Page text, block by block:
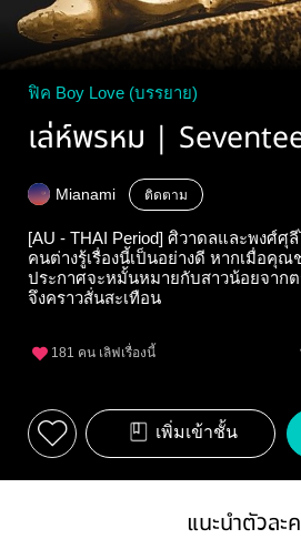
ฟิค Boy Love (บรรยาย)
เล่ห์พรหม |
Mianami ติดตาม
[AU - THAI Period] ศิวาดลและพงศ์
คนต่างรู้เรื่องนี้เป็นอย่างดี หากเมื่อคุณ
ประกาศจะหมั้นหมายกับสาวน้อยจาก
จึงคราวสั่นสะเทือน
181 คน เลิฟเรื่องนี้
เพิ่มเข้าชั้น
แนะนำตัวละ